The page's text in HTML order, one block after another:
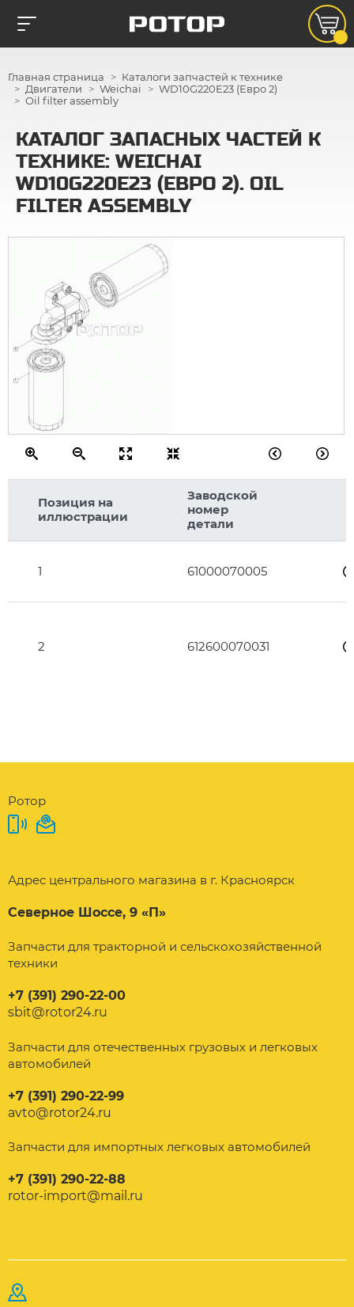
Главная страница
Каталоги запчастей к технике
Двигатели
Weichai
WD10G220E23 (Евро 2)
Oil filter assembly
КАТАЛОГ ЗАПАСНЫХ ЧАСТЕЙ К
ТЕХНИКЕ: WEICHAI
WD10G220E23 (ЕВРО 2). OIL
FILTER ASSEMBLY
1
2
Позиция на
иллюстрации
Заводской
номер
детали
1 61000070005
2 612600070031
Ротор
Адрес центрального магазина в г. Красноярск
Северное Шоссе, 9 «П»
Запчасти для тракторной и сельскохозяйственной
техники
+7 (391) 290-22-00
sbit@rotor24.ru
Запчасти для отечественных грузовых и легковых
автомобилей
+7 (391) 290-22-99
avto@rotor24.ru
Запчасти для импортных легковых автомобилей
+7 (391) 290-22-88
rotor-import@mail.ru